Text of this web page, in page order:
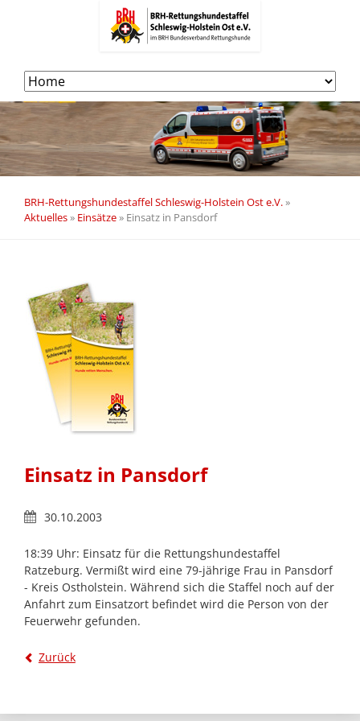
Navigation
überspringen
BRH-Rettungshundestaffel Schleswig-Holstein Ost e.V.»
Aktuelles» Einsätze» Einsatz in Pansdorf
Einsatz in Pansdorf
30.10.2003
18:39 Uhr: Einsatz für die Rettungshundestaffel
Ratzeburg. Vermißt wird eine 79-jährige Frau in Pansdorf
- Kreis Ostholstein. Während sich die Staffel noch auf der
Anfahrt zum Einsatzort befindet wird die Person von der
Feuerwehr gefunden.
Zurück